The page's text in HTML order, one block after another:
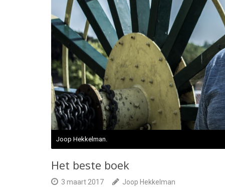
Joop Hekkelman.
Het beste boek
3 maart 2017 Joop Hekkelman